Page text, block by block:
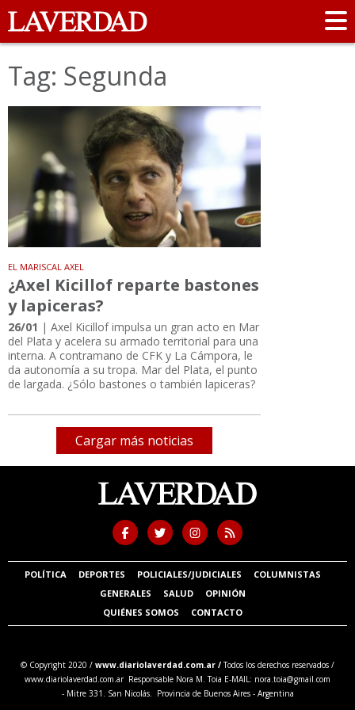
Tag: Segunda
EL MARISCAL AXEL
¿Axel Kicillof reparte bastones
y lapiceras?
26/01 | Axel Kicillof impulsa un gran acto en Mar
del Plata y acelera su armado territorial para una
interna. A contramano de CFK y La Cámpora, le
da autonomía a su tropa. Mar del Plata, el punto
de largada. ¿Sólo bastones o también lapiceras?
Cargar más noticias
POLÍTICA DEPORTES POLICIALES/JUDICIALES
COLUMNISTAS
GENERALES
SALUD
OPINIÓN
QUIÉNES SOMOS
CONTACTO
© Copyright 2020 / www.diariolaverdad.com.ar /Todos los derechos reservados /
www.diariolaverdad.com.ar Responsable Nora M. Toia E-MAIL: nora.toia@gmail.com
- Mitre 331. San Nicolás. Provincia de Buenos Aires - Argentina